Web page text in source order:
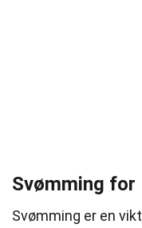
Svømming for
Svømming er en